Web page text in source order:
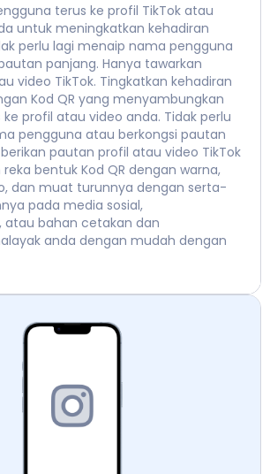
terus ke profil TikTok atau
untuk meningkatkan kehadiran
perlu lagi menaip nama pengguna
panjang. Hanya tawarkan
video TikTok. Tingkatkan kehadiran
Kod QR yang menyambungkan
profil atau video anda. Tidak perlu
pengguna atau berkongsi pautan
pautan profil atau video TikTok
bentuk Kod QR dengan warna,
dan muat turunnya dengan serta-
pada media sosial,
atau bahan cetakan dan
anda dengan mudah dengan